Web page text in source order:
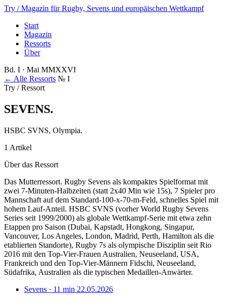
Try / Magazin für Rugby, Sevens und europäischen Wettkampf
Start
Magazin
Ressorts
Über
Bd. I · Mai MMXXVI
← Alle Ressorts № I
Try / Ressort
SEVENS.
HSBC SVNS, Olympia.
1 Artikel
Über das Ressort
Das Mutterressort. Rugby Sevens als kompaktes Spielformat mit
zwei 7-Minuten-Halbzeiten (statt 2x40 Min wie 15s), 7 Spieler pro
Mannschaft auf dem Standard-100-x-70-m-Feld, schnelles Spiel mit
hohem Lauf-Anteil. HSBC SVNS (vorher World Rugby Sevens
Series seit 1999/2000) als globale Wettkampf-Serie mit etwa zehn
Etappen pro Saison (Dubai, Kapstadt, Hongkong, Singapur,
Vancouver, Los Angeles, London, Madrid, Perth, Hamilton als die
etablierten Standorte), Rugby 7s als olympische Disziplin seit Rio
2016 mit den Top-Vier-Frauen Australien, Neuseeland, USA,
Frankreich und den Top-Vier-Männern Fidschi, Neuseeland,
Südafrika, Australien als die typischen Medaillen-Anwärter.
Sevens · 11 min 22.05.2026